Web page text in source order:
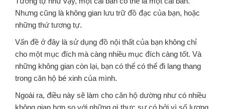
Nhưng cũng là không gian lưu trữ đồ đạc của bạn, hoặc
những thứ tương tự.
Vấn đề ở đây là sử dụng đồ nội thất của bạn không chỉ
cho một mục đích mà càng nhiều mục đích càng tốt. Và
những không gian còn lại, bạn có thể có thể đi lang thang
trong căn hộ bé xinh của mình.
Ngoài ra, điều này sẽ làm cho căn hộ dường như có nhiều